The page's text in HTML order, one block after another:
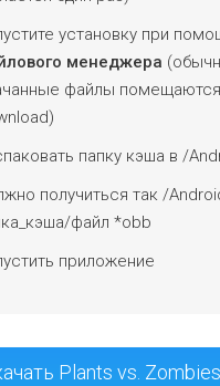
установку при
менеджера
файлы помещаются
папку кэша в /
получиться так /
файл *obb
приложение
Plants vs.